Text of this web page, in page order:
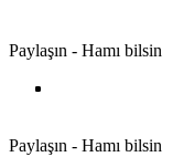
Paylaşın - Hamı bilsin
Paylaşın - Hamı bilsin